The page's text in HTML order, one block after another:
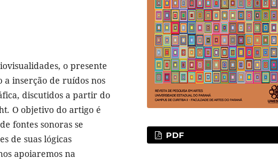
o presente
inserção de ruí­dos nos
discutidos a partir do
. O objetivo do artigo é
fontes sonoras se
de suas lógicas
apoiaremos na
PDF